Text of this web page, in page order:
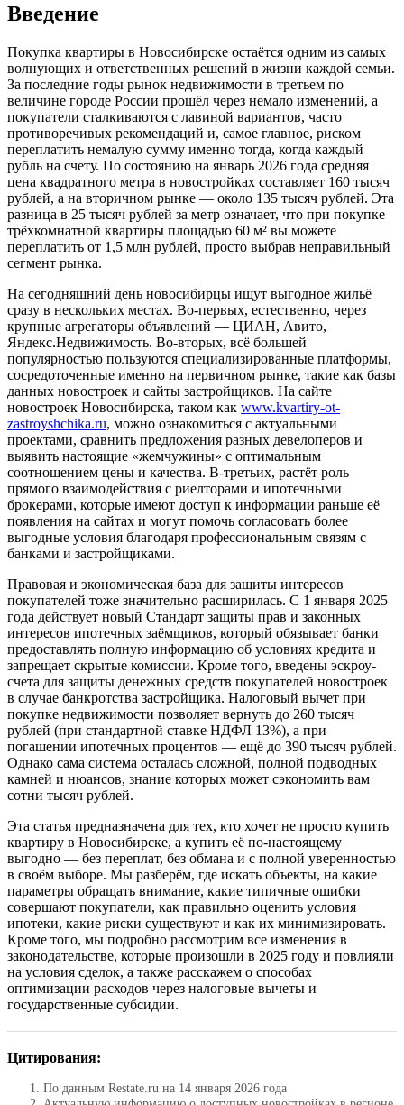
Введение
Покупка квартиры в Новосибирске остаётся одним из самых
волнующих и ответственных решений в жизни каждой семьи.
За последние годы рынок недвижимости в третьем по
величине городе России прошёл через немало изменений, а
покупатели сталкиваются с лавиной вариантов, часто
противоречивых рекомендаций и, самое главное, риском
переплатить немалую сумму именно тогда, когда каждый
рубль на счету. По состоянию на январь 2026 года средняя
цена квадратного метра в новостройках составляет 160 тысяч
рублей, а на вторичном рынке — около 135 тысяч рублей. Эта
разница в 25 тысяч рублей за метр означает, что при покупке
трёхкомнатной квартиры площадью 60 м² вы можете
переплатить от 1,5 млн рублей, просто выбрав неправильный
сегмент рынка.
На сегодняшний день новосибирцы ищут выгодное жильё
сразу в нескольких местах. Во-первых, естественно, через
крупные агрегаторы объявлений — ЦИАН, Авито,
Яндекс.Недвижимость. Во-вторых, всё большей
популярностью пользуются специализированные платформы,
сосредоточенные именно на первичном рынке, такие как базы
данных новостроек и сайты застройщиков. На сайте
новостроек Новосибирска, таком как www.kvartiry-ot-
zastroyshchika.ru, можно ознакомиться с актуальными
проектами, сравнить предложения разных девелоперов и
выявить настоящие «жемчужины» с оптимальным
соотношением цены и качества. В-третьих, растёт роль
прямого взаимодействия с риелторами и ипотечными
брокерами, которые имеют доступ к информации раньше её
появления на сайтах и могут помочь согласовать более
выгодные условия благодаря профессиональным связям с
банками и застройщиками.
Правовая и экономическая база для защиты интересов
покупателей тоже значительно расширилась. С 1 января 2025
года действует новый Стандарт защиты прав и законных
интересов ипотечных заёмщиков, который обязывает банки
предоставлять полную информацию об условиях кредита и
запрещает скрытые комиссии. Кроме того, введены эскроу-
счета для защиты денежных средств покупателей новостроек
в случае банкротства застройщика. Налоговый вычет при
покупке недвижимости позволяет вернуть до 260 тысяч
рублей (при стандартной ставке НДФЛ 13%), а при
погашении ипотечных процентов — ещё до 390 тысяч рублей.
Однако сама система осталась сложной, полной подводных
камней и нюансов, знание которых может сэкономить вам
сотни тысяч рублей.
Эта статья предназначена для тех, кто хочет не просто купить
квартиру в Новосибирске, а купить её по-настоящему
выгодно — без переплат, без обмана и с полной уверенностью
в своём выборе. Мы разберём, где искать объекты, на какие
параметры обращать внимание, какие типичные ошибки
совершают покупатели, как правильно оценить условия
ипотеки, какие риски существуют и как их минимизировать.
Кроме того, мы подробно рассмотрим все изменения в
законодательстве, которые произошли в 2025 году и повлияли
на условия сделок, а также расскажем о способах
оптимизации расходов через налоговые вычеты и
государственные субсидии.
Цитирования:
По данным Restate.ru на 14 января 2026 года